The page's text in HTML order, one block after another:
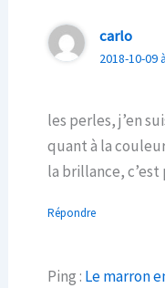
carlo
2018-10-09
les perles, j’en
quant à la
la brillance,
Répondre
Ping : Le marron